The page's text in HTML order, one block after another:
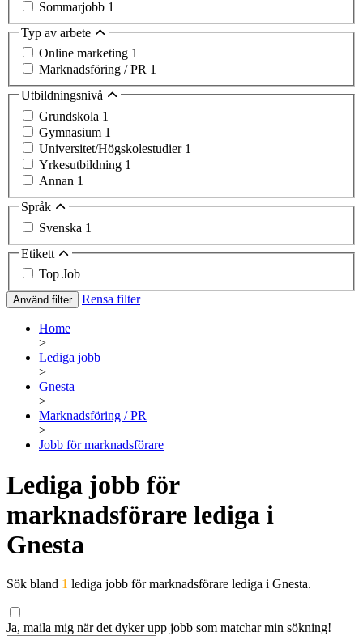
Sommarjobb 1
Typ av arbete
Online marketing 1
Marknadsföring / PR 1
Utbildningsnivå
Grundskola 1
Gymnasium 1
Universitet/Högskolestudier 1
Yrkesutbildning 1
Annan 1
Språk
Svenska 1
Etikett
Top Job
Använd filter Rensa filter
Home
>
Lediga jobb
>
Gnesta
>
Marknadsföring / PR
>
Jobb för marknadsförare
Lediga jobb för
marknadsförare lediga i
Gnesta
Sök bland 1 lediga jobb för marknadsförare lediga i Gnesta.
Ja, maila mig när det dyker upp jobb som matchar min sökning!